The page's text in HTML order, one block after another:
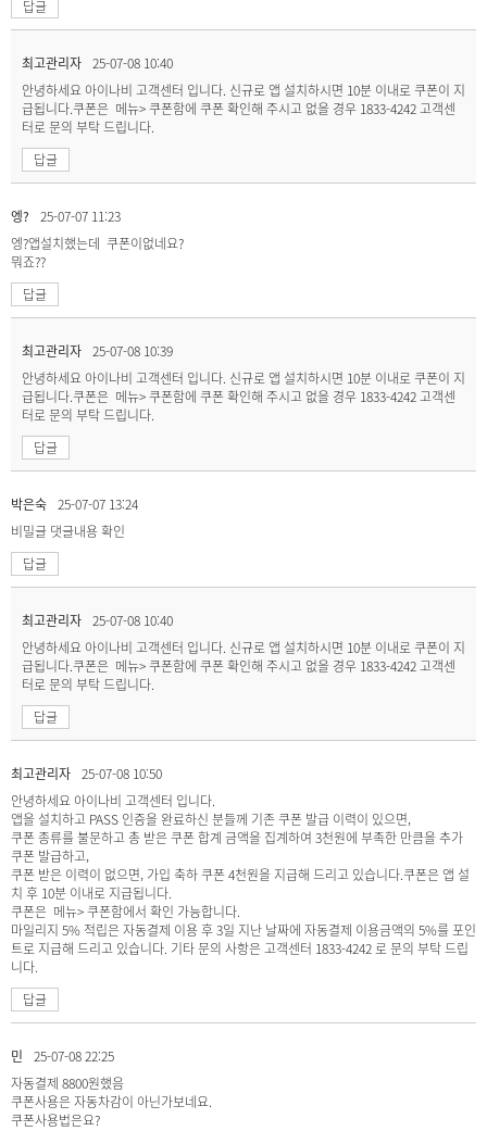
답글
최고관리자 25-07-08 10:40
안녕하세요 아이나비 고객센터 입니다. 신규로 앱 설치하시면 10분 이내로 쿠폰이 지
급됩니다.쿠폰은 메뉴> 쿠폰함에 쿠폰 확인해 주시고 없을 경우 1833-4242 고객센
터로 문의 부탁 드립니다.
답글
엥?
25-07-07 11:23
엥?앱설치했는데 쿠폰이없네요?
뭐죠??
답글
최고관리자 25-07-08 10:39
안녕하세요 아이나비 고객센터 입니다. 신규로 앱 설치하시면 10분 이내로 쿠폰이 지
급됩니다.쿠폰은 메뉴> 쿠폰함에 쿠폰 확인해 주시고 없을 경우 1833-4242 고객센
터로 문의 부탁 드립니다.
답글
박은숙 25-07-07 13:24
비밀글 댓글내용 확인
답글
최고관리자 25-07-08 10:40
안녕하세요 아이나비 고객센터 입니다. 신규로 앱 설치하시면 10분 이내로 쿠폰이 지
급됩니다.쿠폰은 메뉴> 쿠폰함에 쿠폰 확인해 주시고 없을 경우 1833-4242 고객센
터로 문의 부탁 드립니다.
답글
최고관리자 25-07-08 10:50
안녕하세요 아이나비 고객센터 입니다.
앱을 설치하고 PASS 인증을 완료하신 분들께 기존 쿠폰 발급 이력이 있으면,
쿠폰 종류를 불문하고 총 받은 쿠폰 합계 금액을 집계하여 3천원에 부족한 만큼을 추가
쿠폰 발급하고,
쿠폰 받은 이력이 없으면, 가입 축하 쿠폰 4천원을 지급해 드리고 있습니다.쿠폰은 앱 설
치 후 10분 이내로 지급됩니다.
쿠폰은 메뉴> 쿠폰함에서 확인 가능합니다.
마일리지 5% 적립은 자동결제 이용 후 3일 지난 날짜에 자동결제 이용금액의 5%를 포인
트로 지급해 드리고 있습니다. 기타 문의 사항은 고객센터 1833-4242 로 문의 부탁 드립
니다.
답글
민
25-07-08 22:25
자동결제 8800원했음
쿠폰사용은 자동차감이 아닌가보네요.
쿠폰사용법은요?